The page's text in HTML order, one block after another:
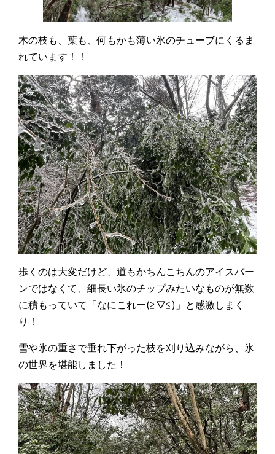
木の枝も、葉も、何もかも薄い氷のチューブにくるま
れています！！
歩くのは大変だけど、道もかちんこちんのアイスバー
ンではなくて、細長い氷のチップみたいなものが無数
に積もっていて「なにこれー(≧▽≦)」と感激しまく
り！
雪や氷の重さで垂れ下がった枝を刈り込みながら、氷
の世界を堪能しました！